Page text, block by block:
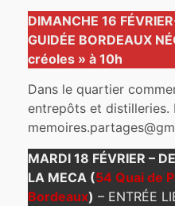
DIMANCHE 16
GUIDÉE BORDEAUX
créoles » à 10h
Dans le quartier
entrepôts et distilleries.
MARDI 18 FÉVRIER –
LA MECA (54 Quai de
Bordeaux) – ENTRÉE